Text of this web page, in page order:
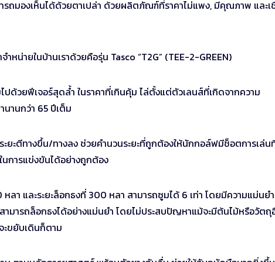
มองเห็นได้ด้วยตาเปล่า ด้วยผลิตภัณฑ์ที่ราคาไม่แพง, มีคุณภาพ และเ
หน่ายในบ้านเราด้วยคือรุ่น Tasco “T2G” (TEE-2-GREEN)
ปด้วยฟีเจอร์สุดล้ำ ในราคาที่เกินคุ้ม ไล่ตั้งแต่ตัวเลนส์ที่เกิดจากความ
านกว่า 65 ปีเต็ม
ะตีทางขึ้น/ทางลง ช่วยคำนวนระยะที่ถูกต้องให้นักกอล์ฟมีช็อตการเล่น
นการแข่งขันได้อย่างถูกต้อง
หลา และระยะล็อกธงที่ 300 หลา สามารถซูมได้ 6 เท่า โดยมีความแม่นย
มารถล็อกธงได้อย่างแม่นยำ โดยไม่ประสบปัญหาแม้จะมีต้นไม้หรือวัตถุ
ะขยับเดินก็ตาม